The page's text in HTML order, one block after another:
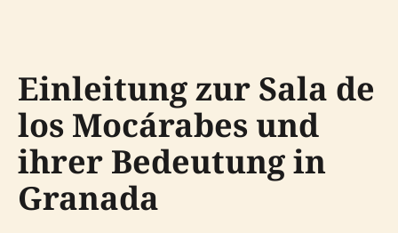
Einleitung zur Sala de
los Mocárabes und
ihrer Bedeutung in
Granada